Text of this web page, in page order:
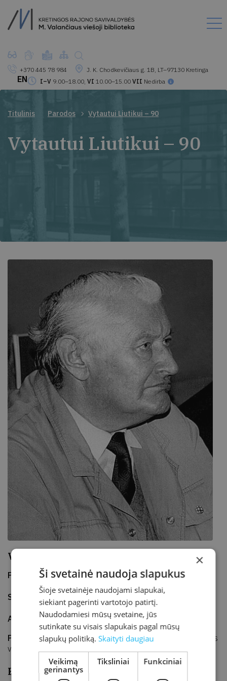
+370 445 78 984
J. K. Chodkevičiaus g. 1B, LT–97130 Kretinga
I–V 9.00–18.00, VI 10.00–15.00 VII Nedirba
EN
Titulinis Parodos Vytautui Liutikui – 90
Vytautui Liutikui – 90
Vytautui Liutikui – 90
Parodos data2020-09-01 – 2020-09-29
Sukurta 2020-09-01 Atnaujinta 2020-09-03
AdresasJ. K. Chodkevičiaus 1B, Kretinga
Parodos vietaKretingos rajono savivaldybės M. Valančiaus
viešoji biblioteka, Kraštotyros ir informacijos skaitykla
Kraštotyros spaudinių paroda
×
Ši svetainė naudoja slapukus
Šioje svetainėje naudojami slapukai,
siekiant pagerinti vartotojo patirtį.
Naudodamiesi mūsų svetaine, jūs
sutinkate su visais slapukais pagal mūsų
slapukų politiką.Skaityti daugiau
Veikimą
gerinantys
Tiksliniai Funkciniai